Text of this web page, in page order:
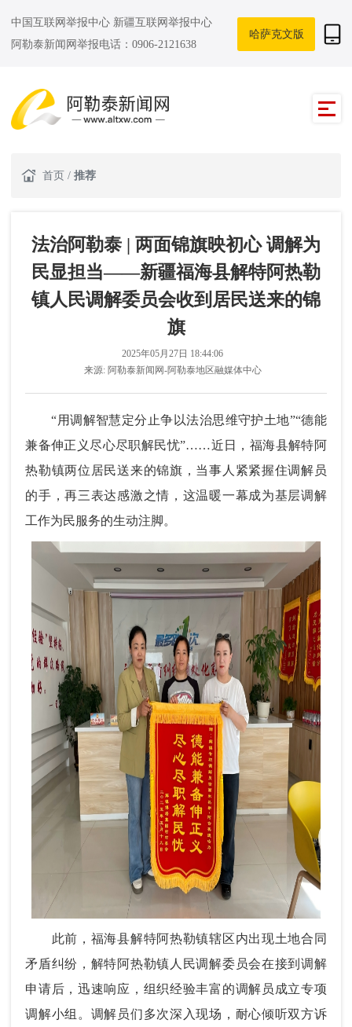
中国互联网举报中心 新疆互联网举报中心
阿勒泰新闻网举报电话：0906-2121638
哈萨克文版
首页 / 推荐
法治阿勒泰 | 两面锦旗映初心 调解为
民显担当——新疆福海县解特阿热勒
镇人民调解委员会收到居民送来的锦
旗
2025年05月27日 18:44:06
来源: 阿勒泰新闻网-阿勒泰地区融媒体中心
“用调解智慧定分止争以法治思维守护土地”“德能
兼备伸正义尽心尽职解民忧”……近日，福海县解特阿
热勒镇两位居民送来的锦旗，当事人紧紧握住调解员
的手，再三表达感激之情，这温暖一幕成为基层调解
工作为民服务的生动注脚。
此前，福海县解特阿热勒镇辖区内出现土地合同
矛盾纠纷，解特阿热勒镇人民调解委员会在接到调解
申请后，迅速响应，组织经验丰富的调解员成立专项
调解小组。调解员们多次深入现场，耐心倾听双方诉